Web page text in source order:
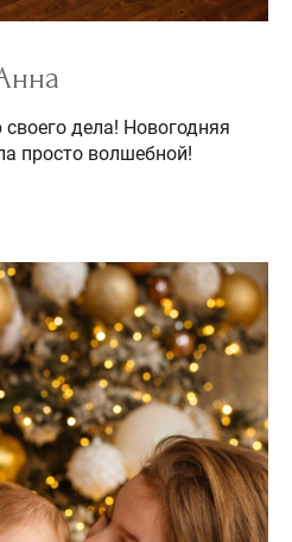
дела! Новогодняя
просто волшебной!